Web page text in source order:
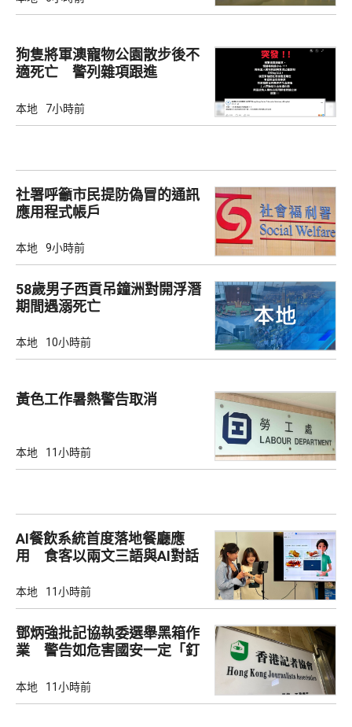
狗隻將軍澳寵物公園散步後不
適死亡 警列雜項跟進
本地 7小時前
社署呼籲市民提防偽冒的通訊
應用程式帳戶
本地 9小時前
58歲男子西貢吊鐘洲對開浮潛
期間遇溺死亡
本地 10小時前
黃色工作暑熱警告取消
本地 11小時前
AI餐飲系統首度落地餐廳應
用 食客以兩文三語與AI對話
本地 11小時前
鄧炳強批記協執委選舉黑箱作
業 警告如危害國安一定「釘
本地 11小時前